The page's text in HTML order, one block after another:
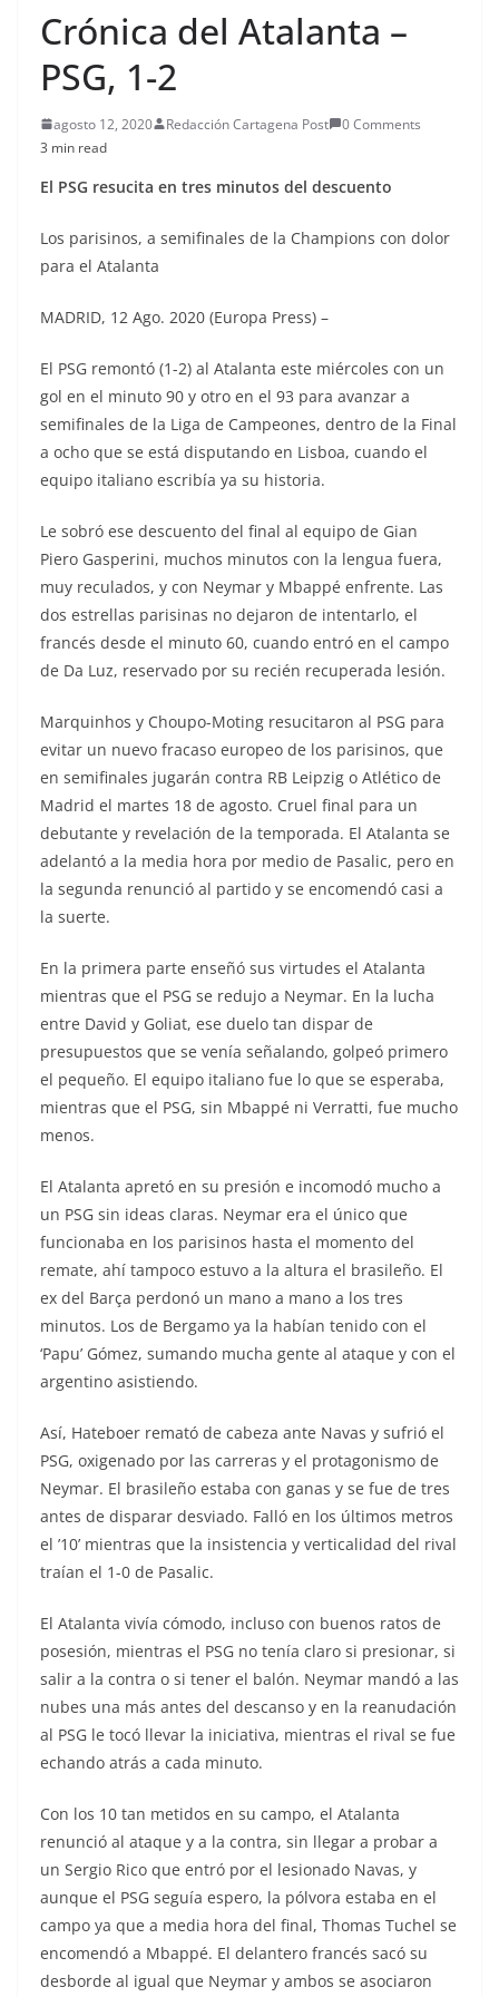
Crónica del Atalanta –
PSG, 1-2
agosto 12, 2020 Redacción Cartagena Post
0 Comments
3 min read
El PSG resucita en tres minutos del descuento
Los parisinos, a semifinales de la Champions con dolor
para el Atalanta
MADRID, 12 Ago. 2020 (Europa Press) –
El PSG remontó (1-2) al Atalanta este miércoles con un
gol en el minuto 90 y otro en el 93 para avanzar a
semifinales de la Liga de Campeones, dentro de la Final
a ocho que se está disputando en Lisboa, cuando el
equipo italiano escribía ya su historia.
Le sobró ese descuento del final al equipo de Gian
Piero Gasperini, muchos minutos con la lengua fuera,
muy reculados, y con Neymar y Mbappé enfrente. Las
dos estrellas parisinas no dejaron de intentarlo, el
francés desde el minuto 60, cuando entró en el campo
de Da Luz, reservado por su recién recuperada lesión.
Marquinhos y Choupo-Moting resucitaron al PSG para
evitar un nuevo fracaso europeo de los parisinos, que
en semifinales jugarán contra RB Leipzig o Atlético de
Madrid el martes 18 de agosto. Cruel final para un
debutante y revelación de la temporada. El Atalanta se
adelantó a la media hora por medio de Pasalic, pero en
la segunda renunció al partido y se encomendó casi a
la suerte.
En la primera parte enseñó sus virtudes el Atalanta
mientras que el PSG se redujo a Neymar. En la lucha
entre David y Goliat, ese duelo tan dispar de
presupuestos que se venía señalando, golpeó primero
el pequeño. El equipo italiano fue lo que se esperaba,
mientras que el PSG, sin Mbappé ni Verratti, fue mucho
menos.
El Atalanta apretó en su presión e incomodó mucho a
un PSG sin ideas claras. Neymar era el único que
funcionaba en los parisinos hasta el momento del
remate, ahí tampoco estuvo a la altura el brasileño. El
ex del Barça perdonó un mano a mano a los tres
minutos. Los de Bergamo ya la habían tenido con el
‘Papu’ Gómez, sumando mucha gente al ataque y con el
argentino asistiendo.
Así, Hateboer remató de cabeza ante Navas y sufrió el
PSG, oxigenado por las carreras y el protagonismo de
Neymar. El brasileño estaba con ganas y se fue de tres
antes de disparar desviado. Falló en los últimos metros
el ’10’ mientras que la insistencia y verticalidad del rival
traían el 1-0 de Pasalic.
El Atalanta vivía cómodo, incluso con buenos ratos de
posesión, mientras el PSG no tenía claro si presionar, si
salir a la contra o si tener el balón. Neymar mandó a las
nubes una más antes del descanso y en la reanudación
al PSG le tocó llevar la iniciativa, mientras el rival se fue
echando atrás a cada minuto.
Con los 10 tan metidos en su campo, el Atalanta
renunció al ataque y a la contra, sin llegar a probar a
un Sergio Rico que entró por el lesionado Navas, y
aunque el PSG seguía espero, la pólvora estaba en el
campo ya que a media hora del final, Thomas Tuchel se
encomendó a Mbappé. El delantero francés sacó su
desborde al igual que Neymar y ambos se asociaron